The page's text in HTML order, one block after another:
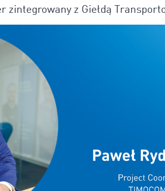
zintegrowany z Giełdą